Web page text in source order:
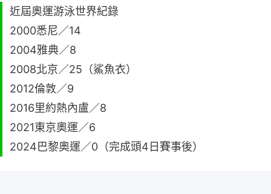
近屆奧運游泳世界紀錄
2000悉尼／14
2004雅典／8
2008北京／25（鯊魚衣）
2012倫敦／9
2016里約熱內盧／8
2021東京奧運／6
2024巴黎奧運／0（完成頭4日賽事後）